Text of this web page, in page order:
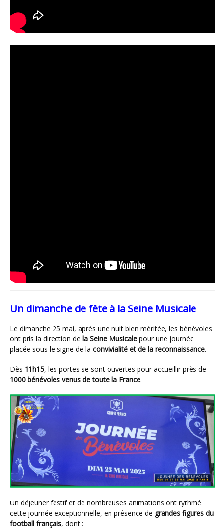
Un dimanche de fête à la Seine Musicale
Le dimanche 25 mai, après une nuit bien méritée, les bénévoles
ont pris la direction de la Seine Musicale pour une journée
placée sous le signe de la convivialité et de la reconnaissance.
Dès 11h15, les portes se sont ouvertes pour accueillir près de
1000 bénévoles venus de toute la France.
Un déjeuner festif et de nombreuses animations ont rythmé
cette journée exceptionnelle, en présence de grandes figures du
football français, dont :